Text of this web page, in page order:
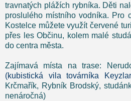
travnatých plážích rybníka. Děti
proslulého místního vodníka. Pro
Kostelce můžete využít červené
přes les Občinu, kolem malé
do centra města.
Zajímavá místa na trase:
(kubistická vila továrníka
Krčmařík, Rybník Brodský,
nenáročná)